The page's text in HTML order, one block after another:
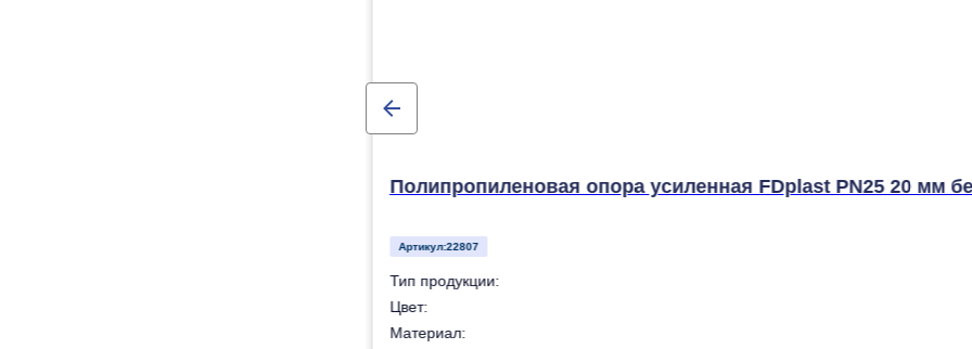
Полипропиленовая опора усиленная FDplast PN25 20 мм
Артикул:22807
Тип продукции:
Цвет:
Материал: